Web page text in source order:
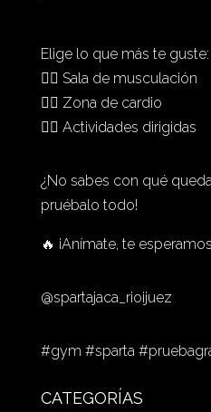
Elige lo que más te guste:
🏋️‍♂️ Sala de musculación
🏃‍♀️ Zona de cardio
🤸‍♀️ Actividades dirigidas
¿No sabes con qué
pruébalo todo!
🔥 ¡Anímate, te
@spartajaca_rioijuez
#gym #sparta
CATEGORÍAS